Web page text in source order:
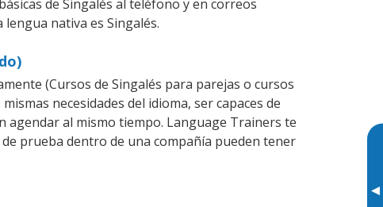
▸
de Singalés al teléfono y en correos
nativa es Singalés.
(Cursos de Singalés para parejas o cursos
necesidades del idioma, ser capaces de
agendar al mismo tiempo. Language Trainers te
prueba dentro de una compañía pueden tener